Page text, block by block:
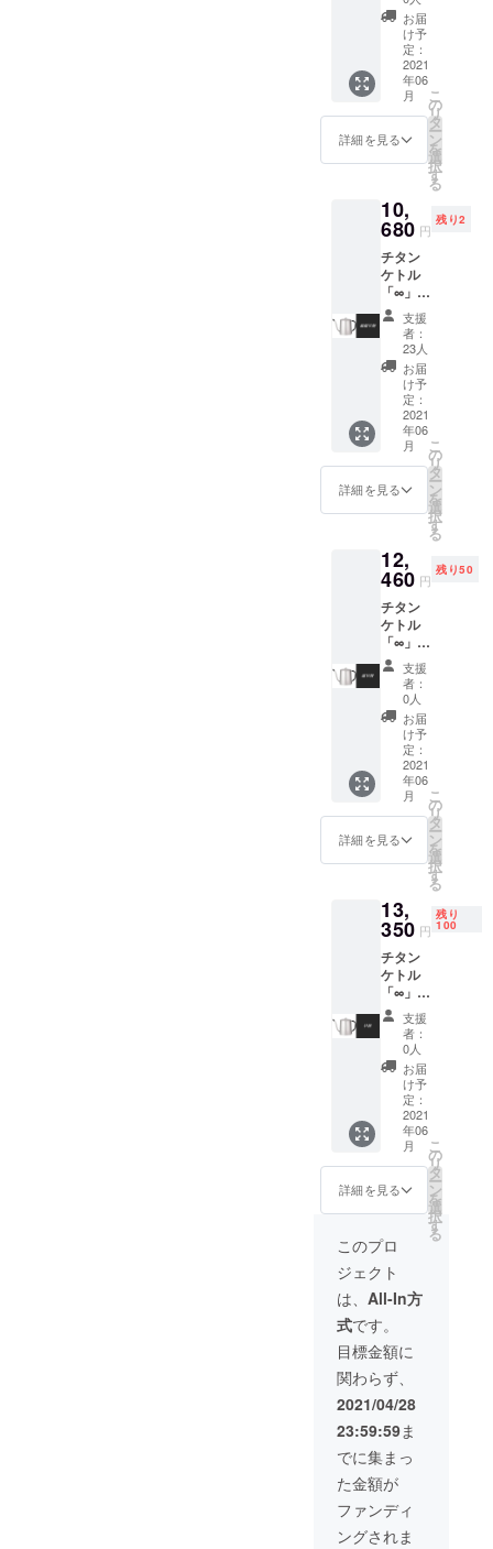
ださ
い。 ※
ご注文
状況、
使用部
材の供
給状
況、製
より出
荷時期
が遅れ
る場合
があり
ます
送料
込】
100名様
限定価
般販売
予定価
格の
7000円
から
フ】 ※
デザイ
ン・仕
様は変
更にな
る可能
性もご
ざいま
す。ご
了承く
ださ
い。 ※
ご注文
状況、
使用部
材の供
給状
合等に
より出
荷時期
が遅れ
る場合
があり
ます
お届
け予
定：
2021
年06
月
詳細を見る
こ
の
リ
タ
ー
ン
を
選
択
す
る
10,
680 円
残り2
チタン
ケトル
「∞」
1個
【税・
送料
込】 25
名様限
定価格
【一般
販売予
定価格
の
17800
円から
40％オ
デザイ
ン・仕
様は変
更にな
る可能
性もご
ざいま
す。ご
了承く
ださ
い。 ※
ご注文
状況、
使用部
材の供
給状
況、製
より出
荷時期
が遅れ
る場合
があり
ます
支援
者：
23人
お届
け予
定：
2021
年06
月
詳細を見る
こ
の
リ
タ
ー
ン
を
選
択
す
る
12,
460 円
残り50
チタン
ケトル
「∞」
1個
【税・
送料
込】 50
名様限
定価格
【一般
販売予
定価格
の
17800
円から
30％オ
デザイ
ン・仕
様は変
更にな
る可能
性もご
ざいま
す。ご
了承く
ださ
い。 ※
ご注文
状況、
使用部
材の供
給状
況、製
合等に
より出
荷時期
が遅れ
る場合
があり
ます
支援
者：
0人
お届
け予
定：
2021
年06
月
詳細を見る
こ
の
リ
タ
ー
ン
を
選
択
す
る
13,
350 円
残り
100
チタン
ケトル
「∞」
1個
【税・
送料
込】
100名様
限定価
般販売
予定価
格の
17800
円から
25％オ
フ】 ※
デザイ
ン・仕
様は変
更にな
る可能
性もご
ざいま
す。ご
了承く
ださ
い。 ※
ご注文
状況、
使用部
材の供
給状
況、製
支援
者：
0人
お届
け予
定：
2021
年06
月
詳細を見る
こ
の
リ
タ
ー
ン
を
選
択
す
る
このプロ
ジェクト
は、 All-In方
式です。
目標金額に
関わらず、
2021/04/28
23:59:59ま
でに集まっ
た金額が
ファンディ
ングされま